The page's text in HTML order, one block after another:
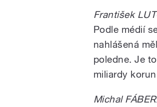
František
Podle médií
nahlášená
poledne. Je
miliardy
Michal